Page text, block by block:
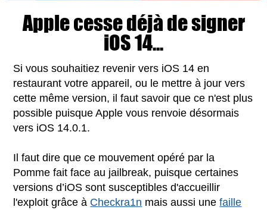
Apple cesse déjà de signer
iOS 14...
Si vous souhaitiez revenir vers iOS 14 en
restaurant votre appareil, ou le mettre à jour vers
cette même version, il faut savoir que ce n'est plus
possible puisque Apple vous renvoie désormais
vers iOS 14.0.1.
Il faut dire que ce mouvement opéré par la
Pomme fait face au jailbreak, puisque certaines
versions d’iOS sont susceptibles d'accueillir
l'exploit grâce à Checkra1n mais aussi unefaille